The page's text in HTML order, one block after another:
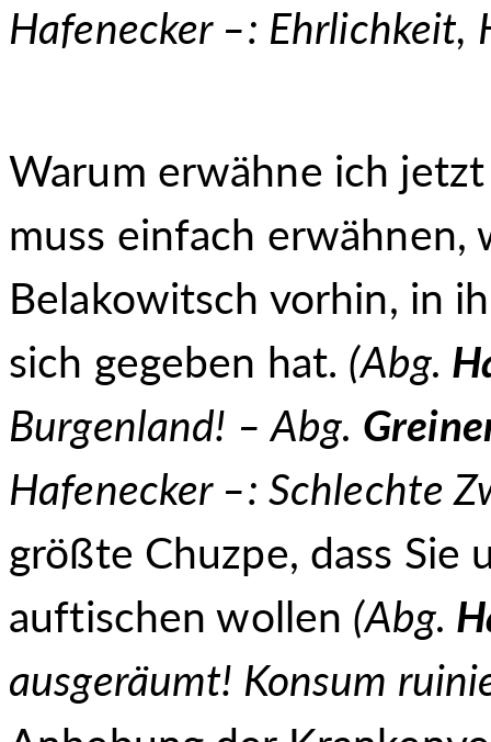
Hafenecker –: Ehrlichkeit,
Warum erwähne ich
muss einfach erwähnen,
Belakowitsch vorhin, in
sich gegeben hat. (Abg.
Burgenland! – Abg.
Hafenecker –: Schlechte
größte Chuzpe, dass Sie
auftischen wollen (Abg.
ausgeräumt! Konsum